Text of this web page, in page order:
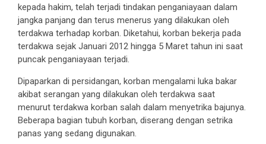
kepada hakim, telah terjadi tindakan penganiayaan dalam
jangka panjang dan terus menerus yang dilakukan oleh
terdakwa terhadap korban. Diketahui, korban bekerja pada
terdakwa sejak Januari 2012 hingga 5 Maret tahun ini saat
puncak penganiayaan terjadi.
Dipaparkan di persidangan, korban mengalami luka bakar
akibat serangan yang dilakukan oleh terdakwa saat
menurut terdakwa korban salah dalam menyetrika bajunya.
Beberapa bagian tubuh korban, diserang dengan setrika
panas yang sedang digunakan.